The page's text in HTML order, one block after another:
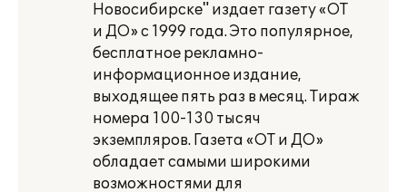
Новосибирске" издает газету «ОТ
и ДО» с 1999 года. Это популярное,
бесплатное рекламно-
информационное издание,
выходящее пять раз в месяц. Тираж
номера 100-130 тысяч
экземпляров. Газета «ОТ и ДО»
обладает самыми широкими
возможностями для